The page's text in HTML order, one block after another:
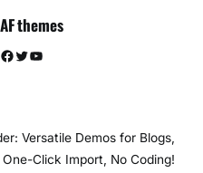
AF themes
Facebook Twitter YouTube
Versatile Demos for Blogs,
Click Import, No Coding!